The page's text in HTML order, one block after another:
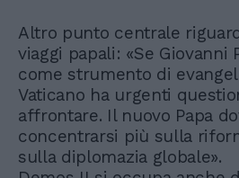
Altro punto centrale
viaggi papali: «Se Giovanni
come strumento di
Vaticano ha urgenti
affrontare. Il nuovo Papa
concentrarsi più sulla
sulla diplomazia globale».